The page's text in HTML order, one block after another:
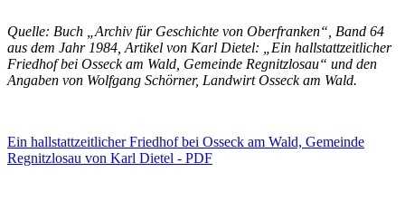
Quelle: Buch „Archiv für Geschichte von Oberfranken“, Band 64
aus dem Jahr 1984, Artikel von Karl Dietel: „Ein hallstattzeitlicher
Friedhof bei Osseck am Wald, Gemeinde Regnitzlosau“ und den
Angaben von Wolfgang Schörner, Landwirt Osseck am Wald.
Ein hallstattzeitlicher Friedhof bei Osseck am Wald, Gemeinde
Regnitzlosau von Karl Dietel - PDF